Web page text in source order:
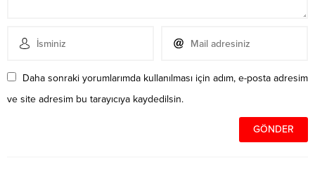
Daha sonraki yorumlarımda kullanılması için adım, e-posta adresim
ve site adresim bu tarayıcıya kaydedilsin.